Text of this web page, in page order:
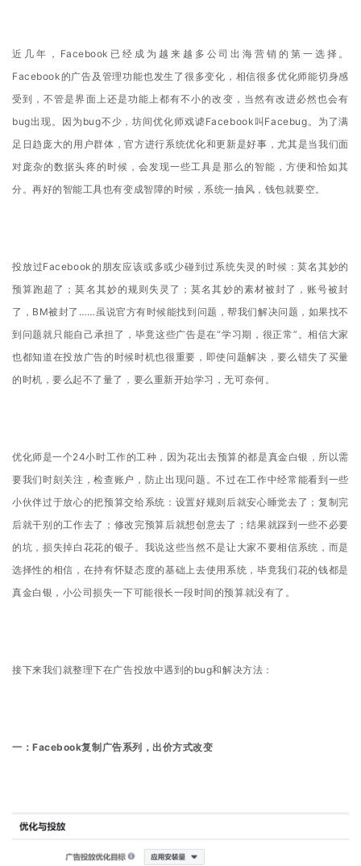
近几年，Facebook已经成为越来越多公司出海营销的第一选择。
Facebook的广告及管理功能也发生了很多变化，相信很多优化师能切身感
受到，不管是界面上还是功能上都有不小的改变，当然有改进必然也会有
bug出现。因为bug不少，坊间优化师戏谑Facebook叫Facebug。为了满
足日趋庞大的用户群体，官方进行系统优化和更新是好事，尤其是当我们面
对庞杂的数据头疼的时候，会发现一些工具是那么的智能，方便和恰如其
分。再好的智能工具也有变成智障的时候，系统一抽风，钱包就要空。
投放过Facebook的朋友应该或多或少碰到过系统失灵的时候：莫名其妙的
预算跑超了；莫名其妙的规则失灵了；莫名其妙的素材被封了，账号被封
了，BM被封了……虽说官方有时候能找到问题，帮我们解决问题，如果找不
到问题就只能自己承担了，毕竟这些广告是在“学习期，很正常”。相信大家
也都知道在投放广告的时候时机也很重要，即使问题解决，要么错失了买量
的时机，要么起不了量了，要么重新开始学习，无可奈何。
优化师是一个24小时工作的工种，因为花出去预算的都是真金白银，所以需
要我们时刻关注，检查账户，防止出现问题。不过在工作中经常能看到一些
小伙伴过于放心的把预算交给系统： 设置好规则后就安心睡觉去了； 复制完
后就干别的工作去了； 修改完预算后就想创意去了；结果就踩到一些不必要
的坑，损失掉白花花的银子。 我说这些当然不是让大家不要相信系统，而是
选择性的相信，在持有怀疑态度的基础上去使用系统，毕竟我们花的钱都是
真金白银，小公司损失一下可能很长一段时间的预算就没有了。
接下来我们就整理下在广告投放中遇到的bug和解决方法：
一：Facebook复制广告系列，出价方式改变